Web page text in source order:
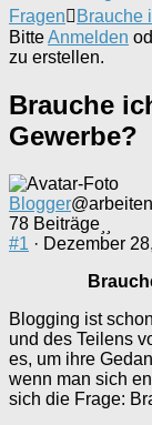
Breadcrumbs
-
Du
bist
Fragen
Brauche
BitteAnmelden
zu erstellen.
Brauche
Gewerbe?
Blogger
78 Beiträge
#1 · Dezember
Blogging ist
und des Teilens
es, um ihre
wenn man sich
sich die Frage: